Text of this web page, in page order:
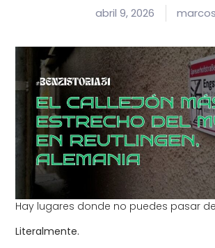
abril 9, 2026 marcos
Hay lugares donde no puedes pasar
Literalmente.